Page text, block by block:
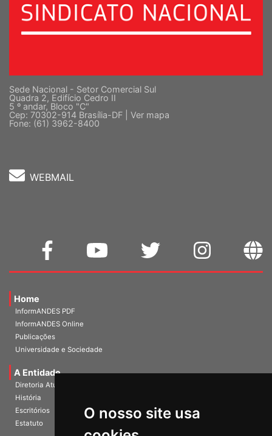
O nosso site usa
Sede Nacional - Setor Comercial Sul
Quadra 2, Edifício Cedro II
5 º andar, Bloco "C"
Cep: 70302-914 Brasília-DF | Ver mapa
Fone: (61) 3962-8400
WEBMAIL
Home
InformANDES PDF
InformANDES Online
Publicações
Universidade e Sociedade
A Entidade
Diretoria Atual
História
Escritórios
Estatuto